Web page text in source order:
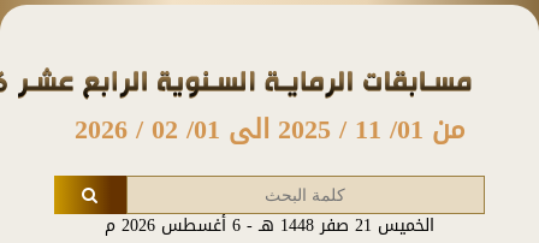
من 01/ 11 / 2025 الى 01/ 02 / 2026
الخميس 21 صفر 1448 هـ - 6 أغسطس 2026 م